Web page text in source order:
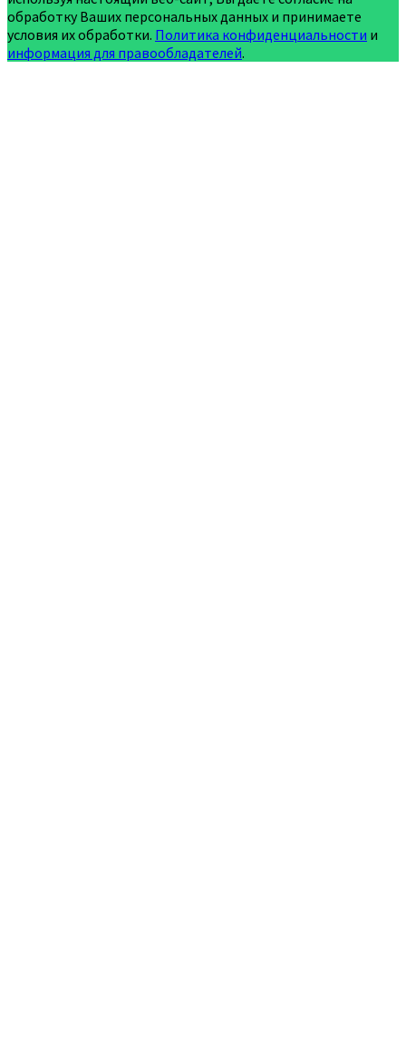
обработку Ваших персональных данных и принимаете
условия их обработки. Политика конфиденциальности и
информация для правообладателей.